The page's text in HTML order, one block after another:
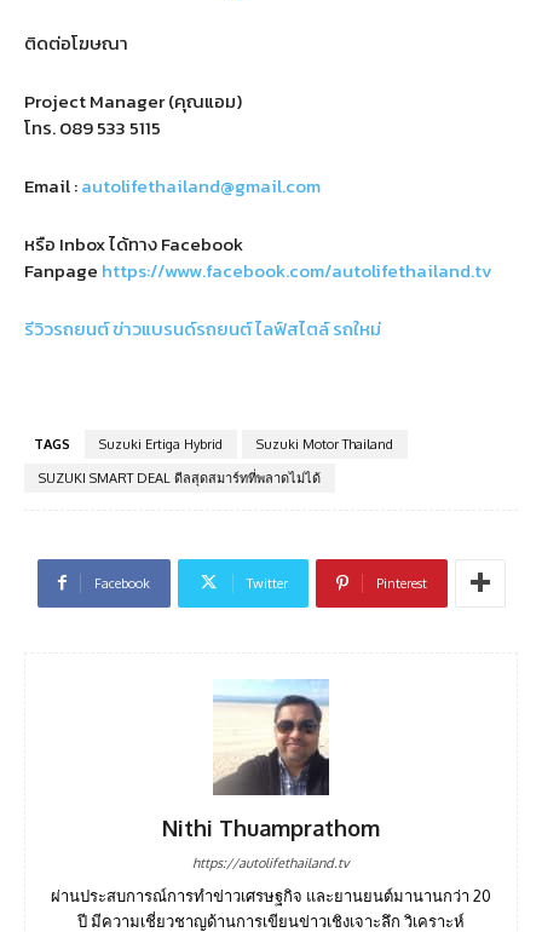
ติดต่อโฆษณา
Project Manager (คุณแอม)
โทร.089 533 5115
Email :autolifethailand@gmail.com
หรือ Inbox ได้ทาง Facebook
Fanpage https://www.facebook.com/autolifethailand.tv
รีวิวรถยนต์ข่าวแบรนด์รถยนต์ไลฟ์สไตล์รถใหม่
TAGS Suzuki Ertiga Hybrid
Suzuki Motor Thailand
SUZUKI SMART DEAL ดีลสุดสมาร์ทที่พลาดไม่ได้
Facebook Twitter Pinterest
Nithi Thuamprathom
https://autolifethailand.tv
ผ่านประสบการณ์การทำข่าวเศรษฐกิจ และยานยนต์มานานกว่า 20
ปี มีความเชี่ยวชาญด้านการเขียนข่าวเชิงเจาะลึก วิเคราะห์